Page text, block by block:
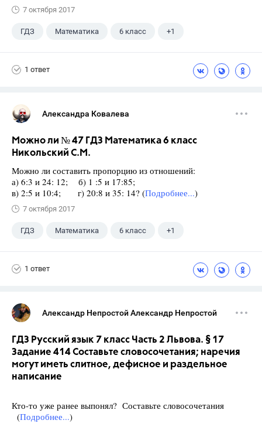
7 октября 2017
ГДЗ Математика 6 класс +1
1 ответ
Александра Ковалева
Можно ли № 47 ГДЗ Математика 6 класс
Никольский С.М.
Можно ли составить пропорцию из отношений:
а) 6:3 и 24: 12; б) 1 :5 и 17:85;
в) 2:5 и 10:4; г) 20:8 и 35: 14? (Подробнее...)
7 октября 2017
ГДЗ Математика 6 класс +1
1 ответ
Александр Непростой Александр Непростой
ГДЗ Русский язык 7 класс Часть 2 Львова. § 17
Задание 414 Составьте словосочетания; наречия
могут иметь слитное, дефисное и раздельное
написание
Кто-то уже ранее выпонял? Составьте словосочетания
(Подробнее...)